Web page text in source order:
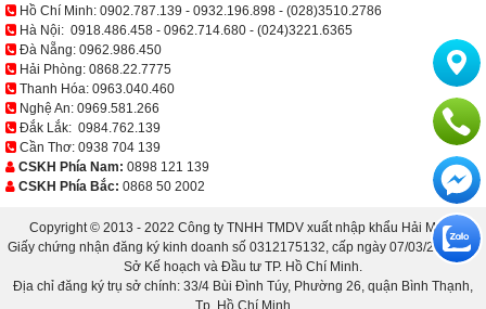
Hồ Chí Minh: 0902.787.139 - 0932.196.898 - (028)3510.2786
Hà Nội: 0918.486.458 - 0962.714.680 - (024)3221.6365
Đà Nẵng: 0962.986.450
Hải Phòng: 0868.22.7775
Thanh Hóa: 0963.040.460
Nghệ An: 0969.581.266
Đắk Lắk: 0984.762.139
Cần Thơ: 0938 704 139
CSKH Phía Nam: 0898 121 139
CSKH Phía Bắc: 0868 50 2002
Copyright © 2013 - 2022 Công ty TNHH TMDV xuất nhập khẩu Hải Minh.
Giấy chứng nhận đăng ký kinh doanh số 0312175132, cấp ngày 07/03/2013 bởi
Sở Kế hoạch và Đầu tư TP. Hồ Chí Minh.
Địa chỉ đăng ký trụ sở chính: 33/4 Bùi Đình Túy, Phường 26, quận Bình Thạnh,
Tp. Hồ Chí Minh